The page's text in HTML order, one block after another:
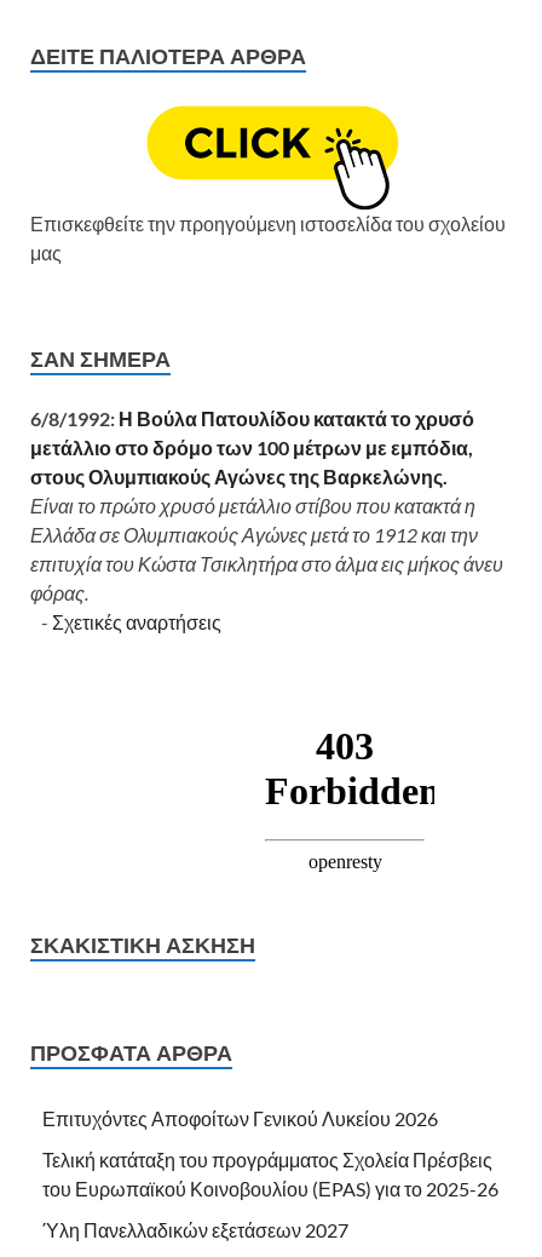
ΔΕΊΤΕ ΠΑΛΙΟΤΕΡΑ ΆΡΘΡΑ
Επισκεφθείτε την προηγούμενη ιστοσελίδα του σχολείου
μας
ΣΑΝ ΣΉΜΕΡΑ
6/8/1992: Η Βούλα Πατουλίδου κατακτά το χρυσό
μετάλλιο στο δρόμο των 100 μέτρων με εμπόδια,
στους Ολυμπιακούς Αγώνες της Βαρκελώνης.
Είναι το πρώτο χρυσό μετάλλιο στίβου που κατακτά η
Ελλάδα σε Ολυμπιακούς Αγώνες μετά το 1912 και την
επιτυχία του Κώστα Τσικλητήρα στο άλμα εις μήκος άνευ
φόρας.
- Σχετικές αναρτήσεις
ΣΚΑΚΙΣΤΙΚΉ ΆΣΚΗΣΗ
ΠΡΌΣΦΑΤΑ ΆΡΘΡΑ
Επιτυχόντες Αποφοίτων Γενικού Λυκείου 2026
Τελική κατάταξη του προγράμματος Σχολεία Πρέσβεις
του Ευρωπαϊκού Κοινοβουλίου (ΕPAS) για το 2025-26
Ύλη Πανελλαδικών εξετάσεων 2027